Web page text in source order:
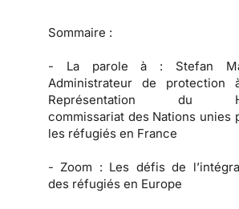
Sommaire :
- La parole à : Stefan
Administrateur de protection
Représentation du
commissariat des Nations unies
les réfugiés en France
- Zoom : Les défis de
des réfugiés en Europe